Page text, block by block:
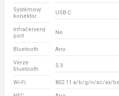
Systémový
konektor
USB-C
Infračervený
port
Ne
Bluetooth Ano
Verze
bluetooth
5.3
Wi-Fi 802.11 a/b/g/n/ac/ax/be